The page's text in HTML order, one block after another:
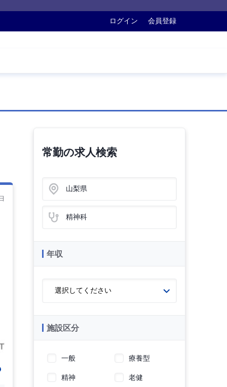
ログイン 会員登録
常勤の求人検索
山梨県
精神科
年収
施設区分
一般
療養型
精神
老健